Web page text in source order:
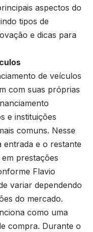
aspectos do
tipos de
e dicas para
de veículos
com suas próprias
e instituições
comuns. Nesse
entrada e o restante
prestações
Flavio
variar dependendo
do mercado.
como uma
compra. Durante o